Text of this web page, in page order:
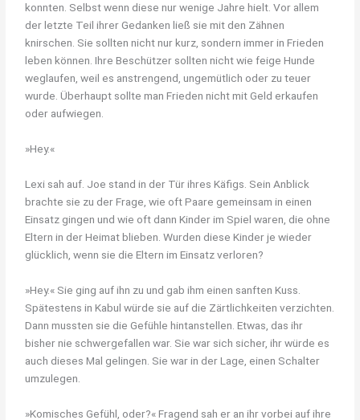
konnten. Selbst wenn diese nur wenige Jahre hielt. Vor allem
der letzte Teil ihrer Gedanken ließ sie mit den Zähnen
knirschen. Sie sollten nicht nur kurz, sondern immer in Frieden
leben können. Ihre Beschützer sollten nicht wie feige Hunde
weglaufen, weil es anstrengend, ungemütlich oder zu teuer
wurde. Überhaupt sollte man Frieden nicht mit Geld erkaufen
oder aufwiegen.
»Hey.«
Lexi sah auf. Joe stand in der Tür ihres Käfigs. Sein Anblick
brachte sie zu der Frage, wie oft Paare gemeinsam in einen
Einsatz gingen und wie oft dann Kinder im Spiel waren, die ohne
Eltern in der Heimat blieben. Wurden diese Kinder je wieder
glücklich, wenn sie die Eltern im Einsatz verloren?
»Hey.« Sie ging auf ihn zu und gab ihm einen sanften Kuss.
Spätestens in Kabul würde sie auf die Zärtlichkeiten verzichten.
Dann mussten sie die Gefühle hintanstellen. Etwas, das ihr
bisher nie schwergefallen war. Sie war sich sicher, ihr würde es
auch dieses Mal gelingen. Sie war in der Lage, einen Schalter
umzulegen.
»Komisches Gefühl, oder?« Fragend sah er an ihr vorbei auf ihre